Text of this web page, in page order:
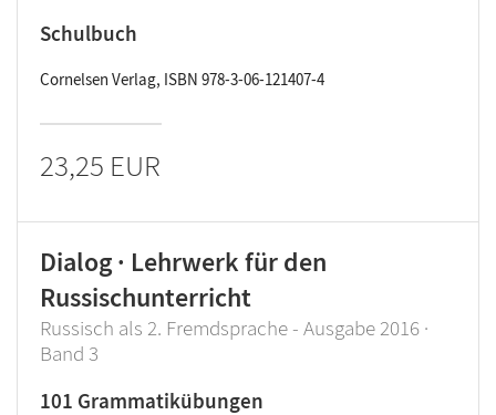
Schulbuch
Cornelsen Verlag, ISBN 978-3-06-121407-4
23,25 EUR
Dialog · Lehrwerk für den
Russischunterricht
Russisch als 2. Fremdsprache - Ausgabe 2016 ·
Band 3
101 Grammatikübungen